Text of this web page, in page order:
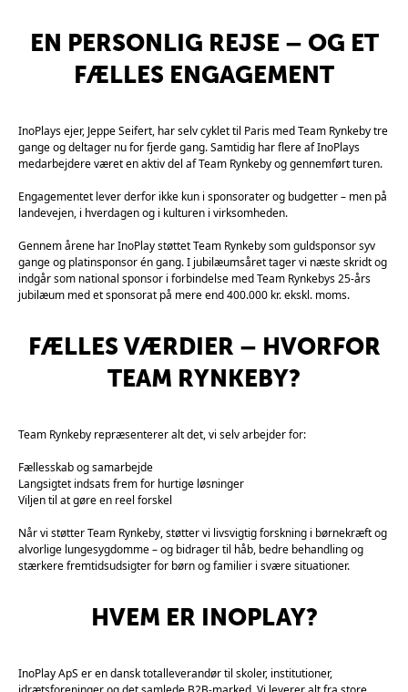
EN PERSONLIG REJSE – OG ET
FÆLLES ENGAGEMENT
InoPlays ejer, Jeppe Seifert, har selv cyklet til Paris med Team Rynkeby tre
gange og deltager nu for fjerde gang. Samtidig har flere af InoPlays
medarbejdere været en aktiv del af Team Rynkeby og gennemført turen.
Engagementet lever derfor ikke kun i sponsorater og budgetter – men på
landevejen, i hverdagen og i kulturen i virksomheden.
Gennem årene har InoPlay støttet Team Rynkeby som guldsponsor syv
gange og platinsponsor én gang. I jubilæumsåret tager vi næste skridt og
indgår som national sponsor i forbindelse med Team Rynkebys 25-års
jubilæum med et sponsorat på mere end 400.000 kr. ekskl. moms.
FÆLLES VÆRDIER – HVORFOR
TEAM RYNKEBY?
Team Rynkeby repræsenterer alt det, vi selv arbejder for:
Fællesskab og samarbejde
Langsigtet indsats frem for hurtige løsninger
Viljen til at gøre en reel forskel
Når vi støtter Team Rynkeby, støtter vi livsvigtig forskning i børnekræft og
alvorlige lungesygdomme – og bidrager til håb, bedre behandling og
stærkere fremtidsudsigter for børn og familier i svære situationer.
HVEM ER INOPLAY?
InoPlay ApS er en dansk totalleverandør til skoler, institutioner,